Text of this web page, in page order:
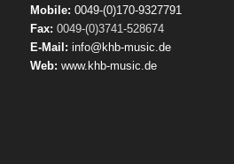
Mobile: 0049-(0)170-9327791
Fax: 0049-(0)3741-528674
E-Mail: info@khb-music.de
Web: www.khb-music.de